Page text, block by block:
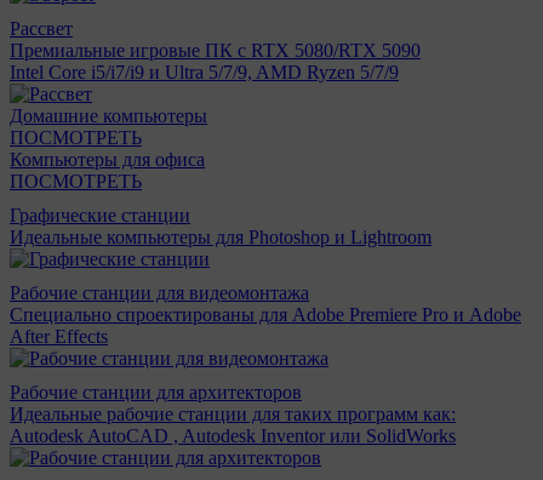
Рассвет
Премиальные игровые ПК с RTX 5080/RTX 5090
Intel Core i5/i7/i9 и Ultra 5/7/9, AMD Ryzen 5/7/9
Домашние компьютеры
ПОСМОТРЕТЬ
Компьютеры для офиса
ПОСМОТРЕТЬ
Графические станции
Идеальные компьютеры для Photoshop и Lightroom
Рабочие станции для видеомонтажа
Специально спроектированы для Adobe Premiere Pro и Adobe
After Effects
Рабочие станции для архитекторов
Идеальные рабочие станции для таких программ как:
Autodesk AutoCAD , Autodesk Inventor или SolidWorks